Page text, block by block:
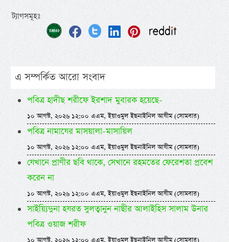
ট্যাগসমূহঃ
এ সম্পর্কিত আরো সংবাদ
পবিত্র হাদীছ শরীফে ইরশাদ মুবারক হয়েছে-
১০ আগস্ট, ২০২৬ ১২:০০ এএম, ইয়াওমুল ইছনাইনিল আযীম (সোমবার)
পবিত্র নামাযের মাসয়ালা-মাসায়িল
১০ আগস্ট, ২০২৬ ১২:০০ এএম, ইয়াওমুল ইছনাইনিল আযীম (সোমবার)
যেখানে প্রাণীর ছবি থাকে, সেখানে রহমতের ফেরেশতা প্রবেশ
করেন না
১০ আগস্ট, ২০২৬ ১২:০০ এএম, ইয়াওমুল ইছনাইনিল আযীম (সোমবার)
সাইয়্যিদুনা হযরত সুলত্বানুন নাছীর আলাইহিস সালাম উনার
পবিত্র ওয়াজ শরীফ
১০ আগস্ট, ২০২৬ ১২:০০ এএম, ইয়াওমুল ইছনাইনিল আযীম (সোমবার)